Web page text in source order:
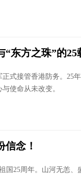
东方之珠”的25
式接管香港防务。25
使命从未改变。
念！
国25周年。山河无恙